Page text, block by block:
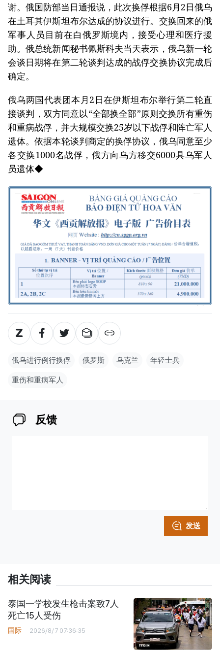
谢。俄国防部当日通报说，此次换俘根据6月2日俄乌
在土耳其伊斯坦布尔达成的协议进行。交换回来的俄
军事人员目前在白俄罗斯境内，接受心理和医疗援
助。俄总统新闻秘书佩斯科夫当天表示，俄乌新一轮
会谈日期将在第二轮谈判达成的战俘交换协议完成后
确定。
俄乌两国代表团本月2日在伊斯坦布尔举行第二轮直
接谈判，双方同意以“全部换全部”原则交换所有重伤
和重病战俘，并大规模交换25岁以下战俘和阵亡军人
遗体。依据本轮谈判商定的换俘协议，俄乌同意至少
各交换1000名战俘，俄方向乌方移交6000具乌军人
员遗体◆
俄乌进行例行换俘 俄罗斯 乌克兰 年轻士兵
重伤和重病军人
反馈
发送
相关阅读
泰国一学校发生枪击案致7人
死亡15人受伤
国际 2026/8/7 07:36:35